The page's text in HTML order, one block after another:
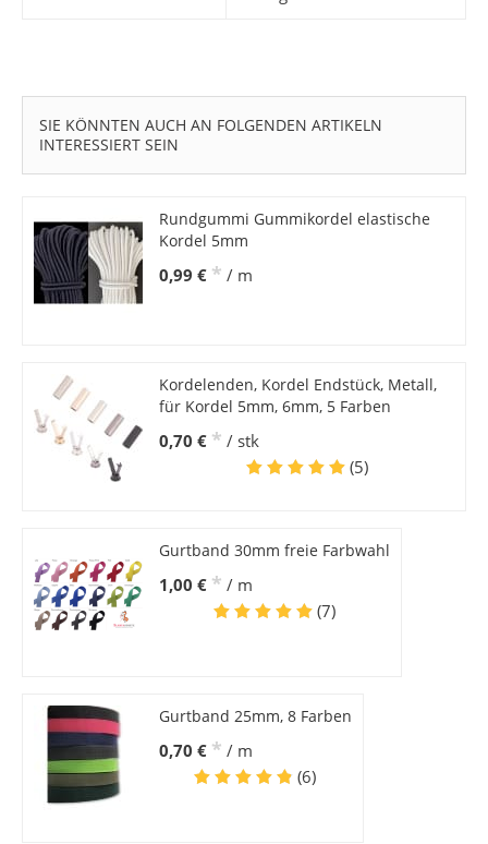
SIE KÖNNTEN AUCH AN FOLGENDEN ARTIKELN
INTERESSIERT SEIN
Rundgummi Gummikordel elastische
Kordel 5mm
0,99 € * / m
Kordelenden, Kordel Endstück, Metall,
für Kordel 5mm, 6mm, 5 Farben
0,70 € * / stk
(5)
Gurtband 30mm freie Farbwahl
1,00 € * / m
(7)
Gurtband 25mm, 8 Farben
0,70 € * / m
(6)